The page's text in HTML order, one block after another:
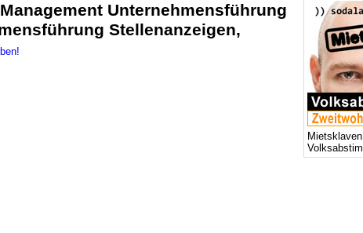
Unternehmensführung
Stellenanzeigen,
Mietsklaven